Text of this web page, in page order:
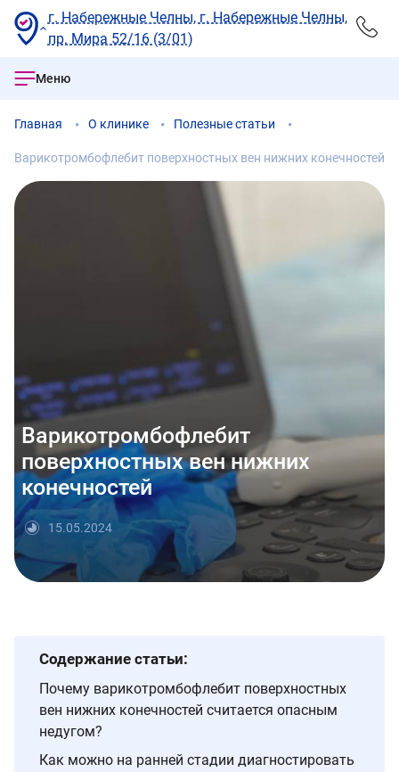
г. Набережные Челны, г. Набережные Челны,
пр. Мира 52/16 (3/01)
Меню
Главная О клинике Полезные статьи
Варикотромбофлебит поверхностных вен нижних конечностей
Варикотромбофлебит
поверхностных вен нижних
конечностей
15.05.2024
Содержание статьи:
Почему варикотромбофлебит поверхностных
вен нижних конечностей считается опасным
недугом?
Как можно на ранней стадии диагностировать